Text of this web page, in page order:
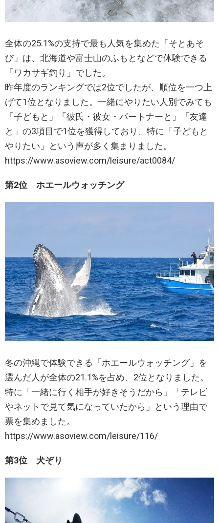
全体の25.1%の支持で最も人気を集めた「そとあそ
び」は、北海道や富士山のふもとなどで体験できる
「ワカサギ釣り」でした。
昨年度のランキングでは2位でしたが、順位を一つ上
げて1位となりました。一緒にやりたい人別でみても
「子どもと」「彼氏・彼女・パートナーと」「友達
と」の3項目で1位を獲得しており、特に「子どもと
やりたい」という声が多く集まりました。
https://www.asoview.com/leisure/act0084/
第2位 ホエールウォッチング
冬の沖縄で体験できる「ホエールウォッチング」を
選んだ人が全体の21.1%を占め、2位となりました。
特に「一緒に行く相手が好きそうだから」「テレビ
やネットで見て気になっていたから」という理由で
票を集めました。
https://www.asoview.com/leisure/116/
第3位 犬ぞり